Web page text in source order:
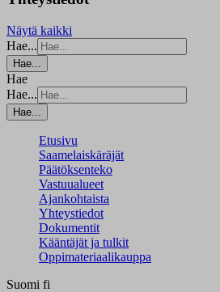
Näytä kaikki
Hae...
Hae...
Hae
Hae...
Hae...
Etusivu
Saamelaiskäräjät
Päätöksenteko
Vastuualueet
Ajankohtaista
Yhteystiedot
Dokumentit
Kääntäjät ja tulkit
Oppimateriaalikauppa
Suomi fi